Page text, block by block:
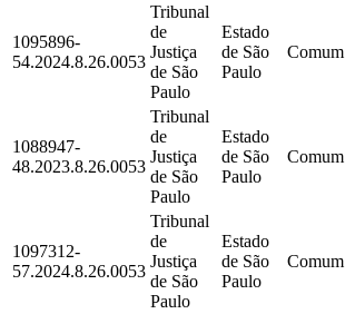
1095896-
54.2024.8.26.0053
Tribunal
de
Justiça
de São
Paulo
Estado
de São
Paulo
Comum
1088947-
48.2023.8.26.0053
Tribunal
de
Justiça
de São
Paulo
Estado
de São
Paulo
Comum
1097312-
57.2024.8.26.0053
Tribunal
de
Justiça
de São
Paulo
Estado
de São
Paulo
Comum